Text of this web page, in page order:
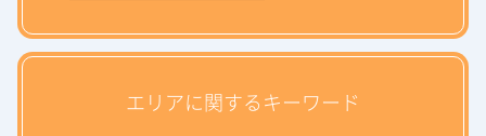
エリアに関するキーワード